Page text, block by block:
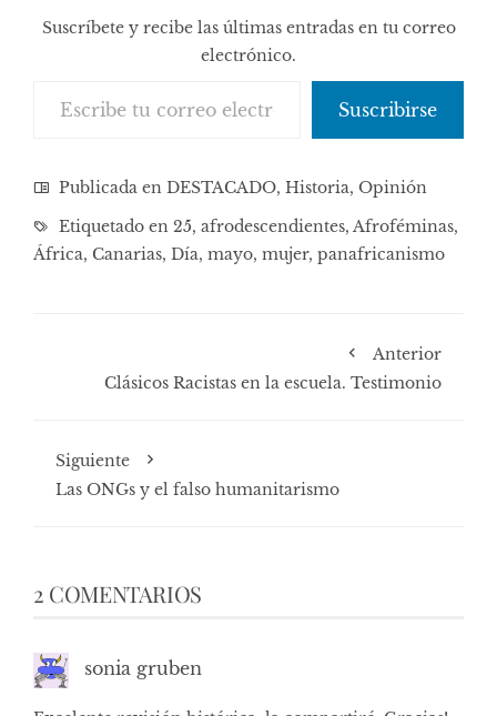
Suscríbete y recibe las últimas entradas en tu correo
electrónico.
Suscribirse
Publicada en DESTACADO, Historia, Opinión
Etiquetado en 25, afrodescendientes, Afroféminas,
África, Canarias, Día, mayo, mujer, panafricanismo
Anterior
Clásicos Racistas en la escuela. Testimonio
Siguiente
Las ONGs y el falso humanitarismo
2 COMENTARIOS
sonia gruben